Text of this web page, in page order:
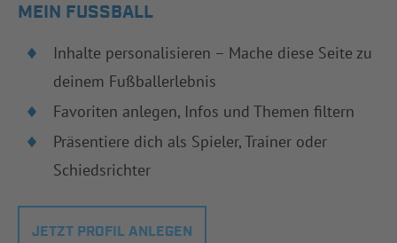
MEIN FUSSBALL
Inhalte personalisieren – Mache diese Seite zu
deinem Fußballerlebnis
Favoriten anlegen, Infos und Themen filtern
Präsentiere dich als Spieler, Trainer oder
Schiedsrichter
JETZT PROFIL ANLEGEN